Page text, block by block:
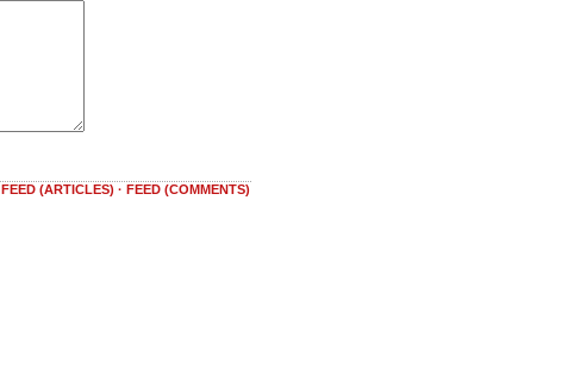
FEED (ARTICLES) · FEED (COMMENTS)